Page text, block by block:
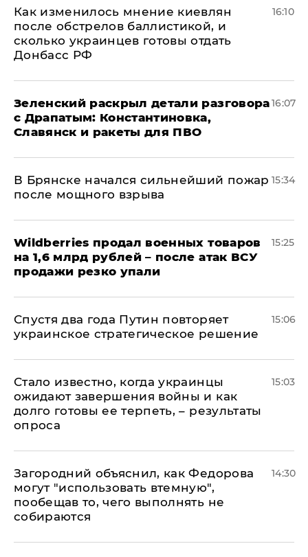
Как изменилось мнение киевлян
после обстрелов баллистикой, и
сколько украинцев готовы отдать
Донбасс РФ
16:10
​Зеленский раскрыл детали разговора
с Драпатым: Константиновка,
Славянск и ракеты для ПВО
16:07
В Брянске начался сильнейший пожар
после мощного взрыва
15:34
​Wildberries продал военных товаров
на 1,6 млрд рублей – после атак ВСУ
продажи резко упали
15:25
Спустя два года Путин повторяет
украинское стратегическое решение
15:06
Стало известно, когда украинцы
ожидают завершения войны и как
долго готовы ее терпеть, – результаты
опроса
15:03
Загородний объяснил, как Федорова
могут "использовать втемную",
пообещав то, чего выполнять не
собираются
14:30